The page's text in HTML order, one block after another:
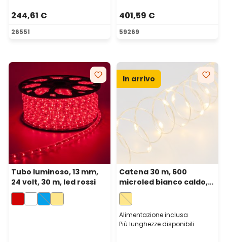
244,61 €
26551
401,59 €
59269
Tubo luminoso, 13 mm,
24 volt, 30 m, led rossi
In arrivo
Catena 30 m, 600
microled bianco caldo,
cavo metal argento
Alimentazione inclusa
Più lunghezze disponibili